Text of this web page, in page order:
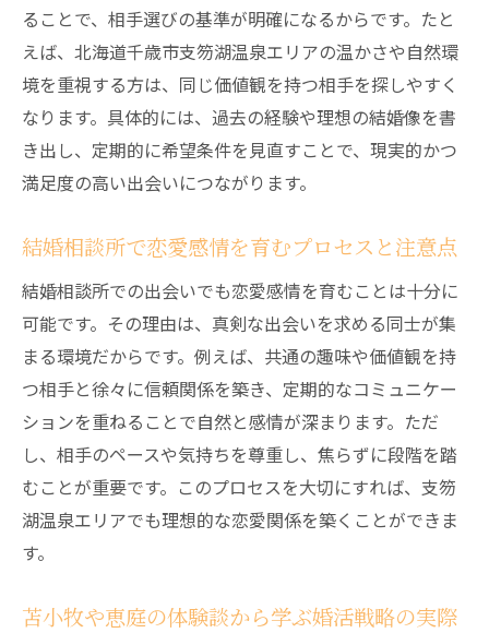
ることで、相手選びの基準が明確になるからです。たと
えば、北海道千歳市支笏湖温泉エリアの温かさや自然環
境を重視する方は、同じ価値観を持つ相手を探しやすく
なります。具体的には、過去の経験や理想の結婚像を書
き出し、定期的に希望条件を見直すことで、現実的かつ
満足度の高い出会いにつながります。
結婚相談所で恋愛感情を育むプロセスと注意点
結婚相談所での出会いでも恋愛感情を育むことは十分に
可能です。その理由は、真剣な出会いを求める同士が集
まる環境だからです。例えば、共通の趣味や価値観を持
つ相手と徐々に信頼関係を築き、定期的なコミュニケー
ションを重ねることで自然と感情が深まります。ただ
し、相手のペースや気持ちを尊重し、焦らずに段階を踏
むことが重要です。このプロセスを大切にすれば、支笏
湖温泉エリアでも理想的な恋愛関係を築くことができま
す。
苫小牧や恵庭の体験談から学ぶ婚活戦略の実際